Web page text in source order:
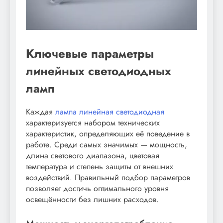
Ключевые параметры
линейных светодиодных
ламп
Каждая лампа линейная светодиодная
характеризуется набором технических
характеристик, определяющих её поведение в
работе. Среди самых значимых — мощность,
длина светового диапазона, цветовая
температура и степень защиты от внешних
воздействий. Правильный подбор параметров
позволяет достичь оптимального уровня
освещённости без лишних расходов.